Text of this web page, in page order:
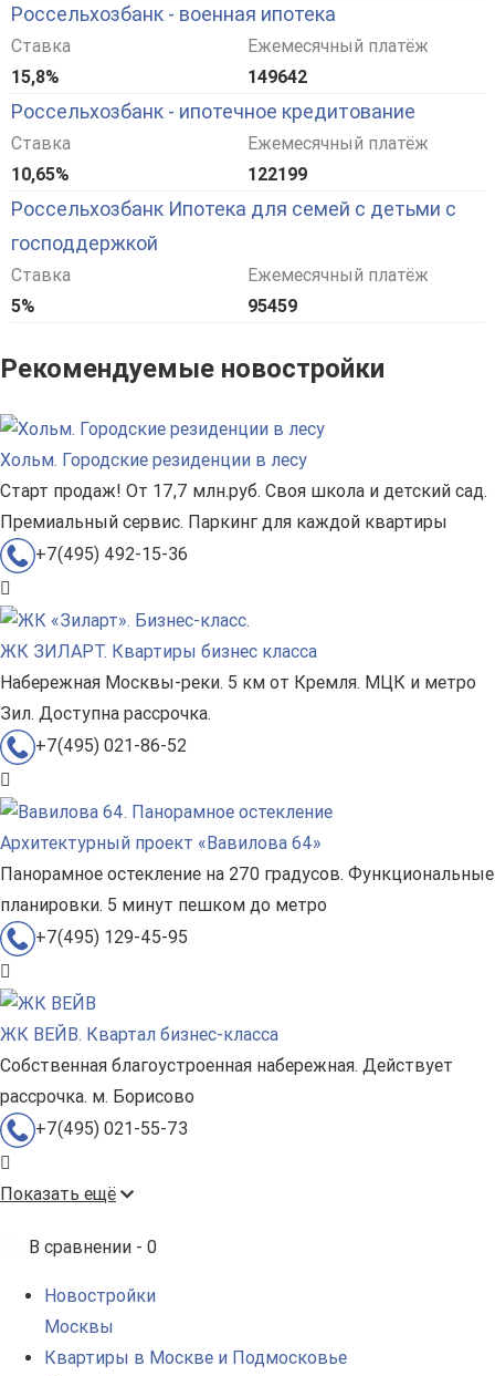
Россельхозбанк - военная ипотека
Ставка
15,8%
Ежемесячный платёж
149642
Россельхозбанк - ипотечное кредитование
Ставка
10,65%
Ежемесячный платёж
122199
Россельхозбанк Ипотека для семей с детьми с
господдержкой
Ставка
5%
Ежемесячный платёж
95459
Рекомендуемые новостройки
Хольм. Городские резиденции в лесу
Старт продаж! От 17,7 млн.руб. Своя школа и детский сад.
Премиальный сервис. Паркинг для каждой квартиры
+7(495) 492-15-36
ЖК ЗИЛАРТ. Квартиры бизнес класса
Набережная Москвы-реки. 5 км от Кремля. МЦК и метро
Зил. Доступна рассрочка.
+7(495) 021-86-52
Архитектурный проект «Вавилова 64»
Панорамное остекление на 270 градусов. Функциональные
планировки. 5 минут пешком до метро
+7(495) 129-45-95
ЖК ВЕЙВ. Квартал бизнес-класса
Собственная благоустроенная набережная. Действует
рассрочка. м. Борисово
+7(495) 021-55-73
Показать ещё
В сравнении - 0
Новостройки
Москвы
Квартиры в Москве и Подмосковье